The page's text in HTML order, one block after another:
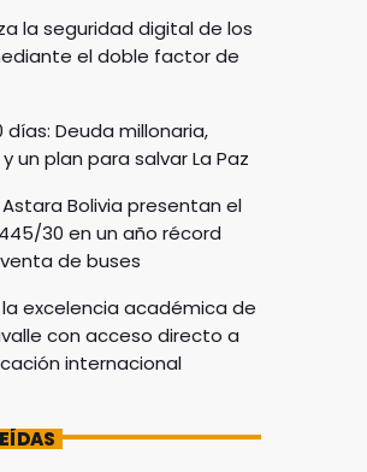
la seguridad digital de los
el doble factor de
días: Deuda millonaria,
un plan para salvar La Paz
Bolivia presentan el
30 en un año récord
de buses
excelencia académica de
con acceso directo a
internacional